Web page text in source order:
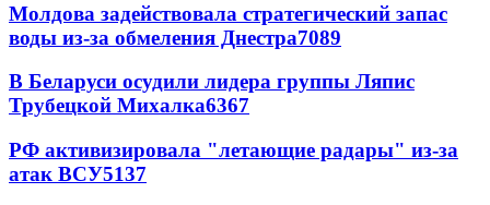
Молдова задействовала стратегический запас
воды из-за обмеления Днестра7089
В Беларуси осудили лидера группы Ляпис
Трубецкой Михалка6367
РФ активизировала "летающие радары" из-за
атак ВСУ5137